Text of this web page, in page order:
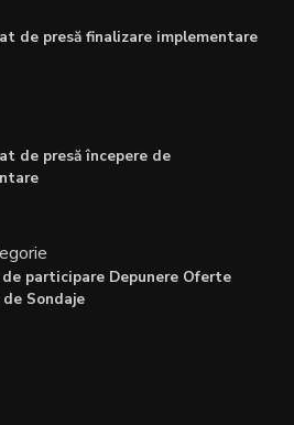
de presă finalizare implementare
de presă începere de
participare Depunere Oferte
Sondaje